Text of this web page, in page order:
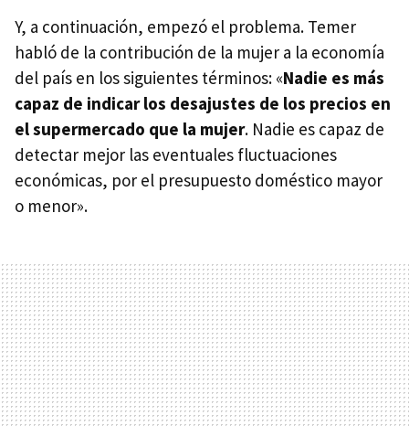
Y, a continuación, empezó el problema. Temer
habló de la contribución de la mujer a la economía
del país en los siguientes términos: «Nadie es más
capaz de indicar los desajustes de los precios en
el supermercado que la mujer. Nadie es capaz de
detectar mejor las eventuales fluctuaciones
económicas, por el presupuesto doméstico mayor
o menor».